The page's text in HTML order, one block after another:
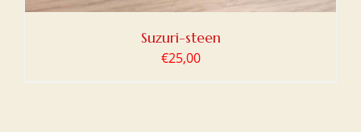
Suzuri-steen
€25,00